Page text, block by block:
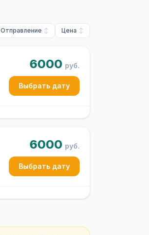
Отправление Цена
6000 руб.
Выбрать дату
6000 руб.
Выбрать дату